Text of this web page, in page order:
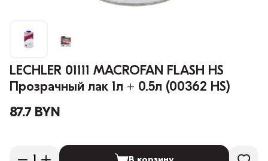
LECHLER 01111 MACROFAN FLASH HS
Прозрачный лак 1л + 0.5л (00362 HS)
87.7 BYN